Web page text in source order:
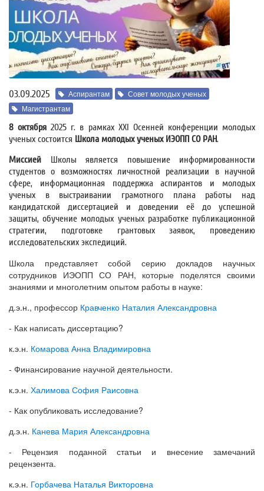
03.09.2025 Аспирантам
Совет молодых ученых
Магистрантам
8 октября 2025 г. в рамках XXI Осенней конференции молодых
ученых состоится Школа молодых ученых ИЭОПП СО РАН.
Миссией Школы является повышение информированности
студентов о возможностях личностной реализации в научной
сфере, информационная поддержка аспирантов и молодых
ученых в выстраивании грамотного плана работы над
кандидатской диссертацией и доведении её до успешной
защиты, обучение молодых ученых разработке публикационной
стратегии, подготовке грантовых заявок, проведению
исследовательских экспедиций.
Школа представляет собой серию докладов научных
сотрудников ИЭОПП СО РАН, которые поделятся своими
знаниями и многолетним опытом работы в науке:
д.э.н., профессор Кравченко Наталия Александровна
- Как написать диссертацию?
к.э.н. Комарова Анна Владимировна
- Финансирование научной деятельности.
к.э.н. Халимова София Раисовна
- Как опубликовать исследование?
д.э.н. Канева Мария Александровна
- Рецензия поданной статьи и внесение замечаний
рецензента.
к.э.н. Горбачева Наталья Викторовна